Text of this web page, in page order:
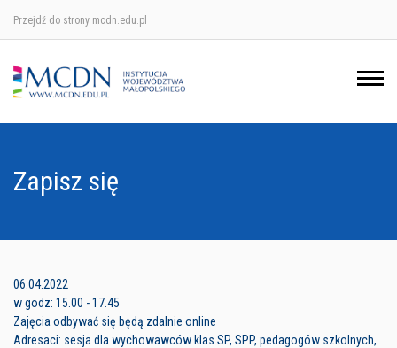
Przejdź do strony mcdn.edu.pl
Zapisz się
06.04.2022
w godz: 15.00 - 17.45
Zajęcia odbywać się będą zdalnie online
Adresaci: sesja dla wychowawców klas SP, SPP, pedagogów szkolnych,
Ośrodek w Krakowie
Ośrodek w Nowym Sączu
Ośrodek w Tarnowie